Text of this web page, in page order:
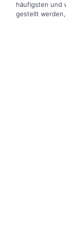
häufigsten und
gestellt